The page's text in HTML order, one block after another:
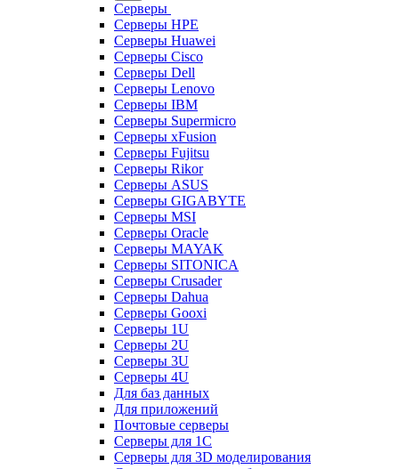
Серверы
Серверы HPE
Серверы Huawei
Серверы Cisco
Серверы Dell
Серверы Lenovo
Серверы IBM
Серверы Supermicro
Серверы xFusion
Серверы Fujitsu
Серверы Rikor
Серверы ASUS
Серверы GIGABYTE
Серверы MSI
Серверы Oracle
Серверы MAYAK
Серверы SITONICA
Серверы Crusader
Серверы Dahua
Серверы Gooxi
Серверы 1U
Серверы 2U
Серверы 3U
Серверы 4U
Для баз данных
Для приложений
Почтовые серверы
Серверы для 1С
Серверы для 3D моделирования